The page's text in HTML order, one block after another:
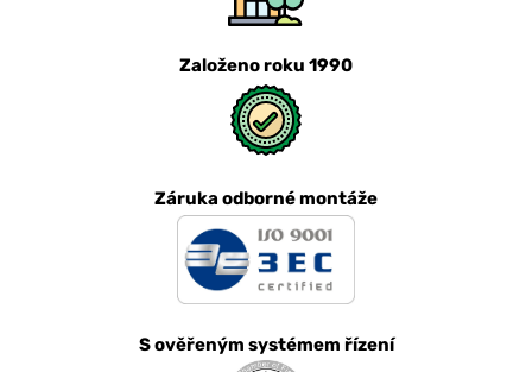
Založeno roku 1990
Záruka odborné montáže
S ověřeným systémem řízení